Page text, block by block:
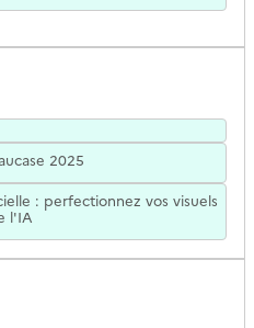
2025
: perfectionnez vos visuels
l'IA